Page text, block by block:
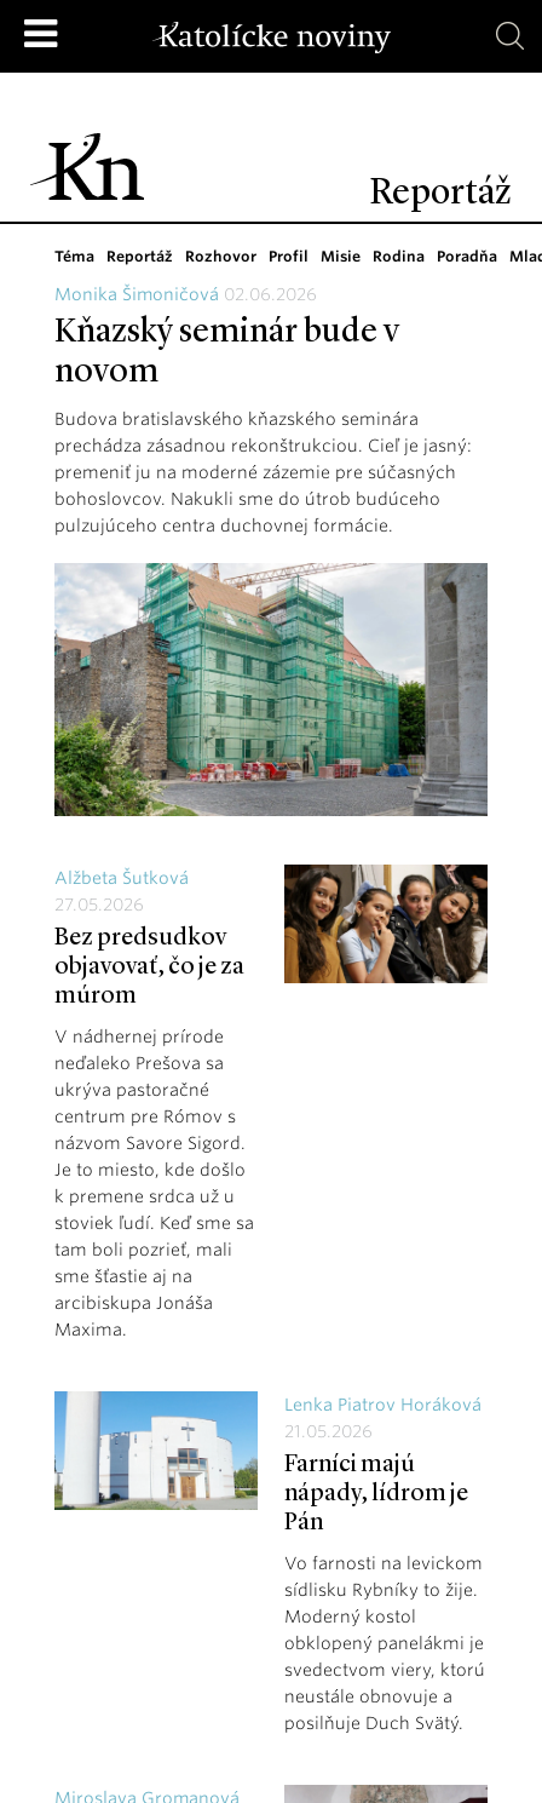
Reportáž
Téma Reportáž Rozhovor Profil Misie Rodina Poradňa
Monika Šimoničová 02.06.2026
Kňazský seminár bude v
novom
Budova bratislavského kňazského seminára
prechádza zásadnou rekonštrukciou. Cieľ je jasný:
premeniť ju na moderné zázemie pre súčasných
bohoslovcov. Nakukli sme do útrob budúceho
pulzujúceho centra duchovnej formácie.
Alžbeta Šutková
27.05.2026
Bez predsudkov
objavovať, čo je za
múrom
V nádhernej prírode
neďaleko Prešova sa
ukrýva pastoračné
centrum pre Rómov s
názvom Savore Sigord.
Je to miesto, kde došlo
k premene srdca už u
stoviek ľudí. Keď sme sa
tam boli pozrieť, mali
sme šťastie aj na
arcibiskupa Jonáša
Maxima.
Lenka Piatrov Horáková
21.05.2026
Farníci majú
nápady, lídrom je
Pán
Vo farnosti na levickom
sídlisku Rybníky to žije.
Moderný kostol
obklopený panelákmi je
svedectvom viery, ktorú
neustále obnovuje a
posilňuje Duch Svätý.
Miroslava Gromanová